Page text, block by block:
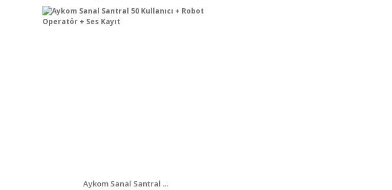
Aykom Sanal Santral ...